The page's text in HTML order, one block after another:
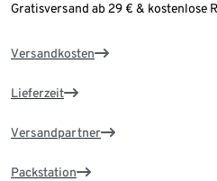
Gratisversand ab 29 € & kostenlose
Versandkosten
Lieferzeit
Versandpartner
Packstation